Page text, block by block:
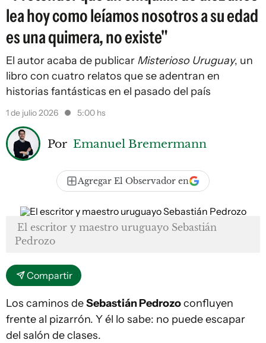
lea hoy como leíamos nosotros a su edad
es una quimera, no existe"
El autor acaba de publicar Misterioso Uruguay, un
libro con cuatro relatos que se adentran en
historias fantásticas en el pasado del país
1 de julio 2026 5:00 hs
Por Emanuel Bremermann
Agregar El Observador en
El escritor y maestro uruguayo Sebastián
Pedrozo
Compartir
Los caminos deSebastián Pedrozoconfluyen
frente al pizarrón. Y él lo sabe: no puede escapar
del salón de clases.